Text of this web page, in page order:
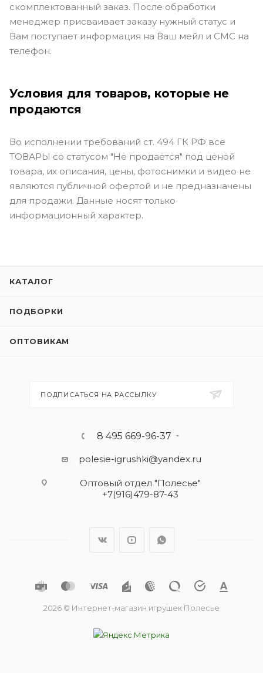
скомплектованный заказ. После обработки
менеджер присваивает заказу нужный статус и
Вам поступает информация на Ваш мейл и СМС на
телефон.
Условия для товаров, которые не
продаются
Во исполнении требований ст. 494 ГК РФ все
ТОВАРЫ со статусом "Не продается" под ценой
товара, их описания, цены, фотоснимки и видео не
являются публичной офертой и не предназначены
для продажи. Данные носят только
информационный характер.
КАТАЛОГ
ПОДБОРКИ
ОПТОВИКАМ
ПОДПИСАТЬСЯ НА РАССЫЛКУ
8 495 669-96-37
polesie-igrushki@yandex.ru
Оптовый отдел "Полесье"
+7(916)479-87-43
2026 © Интернет-магазин игрушек Полесье